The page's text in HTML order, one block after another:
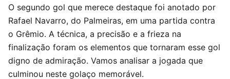
O segundo gol que merece destaque foi anotado por
Rafael Navarro, do Palmeiras, em uma partida contra
o Grêmio. A técnica, a precisão e a frieza na
finalização foram os elementos que tornaram esse gol
digno de admiração. Vamos analisar a jogada que
culminou neste golaço memorável.